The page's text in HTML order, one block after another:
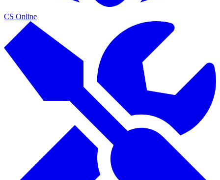
CS Online